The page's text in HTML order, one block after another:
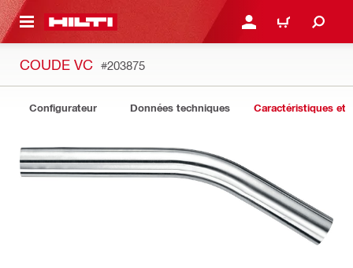
CONTENT CONNEXION OU
PANIER
COUDE VC #203875
Configurateur Données techniques Caractéristiques et